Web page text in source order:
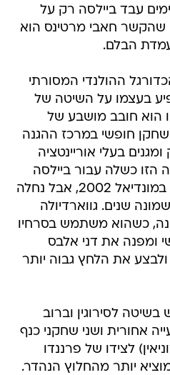
עבד ביילסה רק על
שהקשר חאבי מרטינס הוא
הבלם.
ההולנדי המסורתי
בעצמו על השיטה של
הוא חובב מושבע של
במרכזה שחקן חופשי במרכז ההגנה
בעלי אוריינטציה
כשלה עבור ביילסה
כמאמן נבחרת ארגנטינה במונדיאל 2002, אבל נחלה
שנים. גווארדיולה
כשהוא משתמש בסרחיו
ומפנה את דני אלבס
את הלחץ גבוה יותר
לסירוגין וברוב
אחורית ושני שחקני כנף
לצידו של פרננדו
יותר מהחלוץ הנהדר.